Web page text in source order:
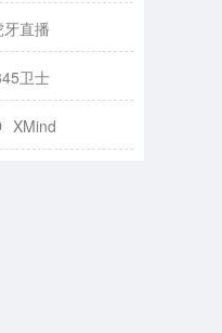
牙直播
卫士
XMind